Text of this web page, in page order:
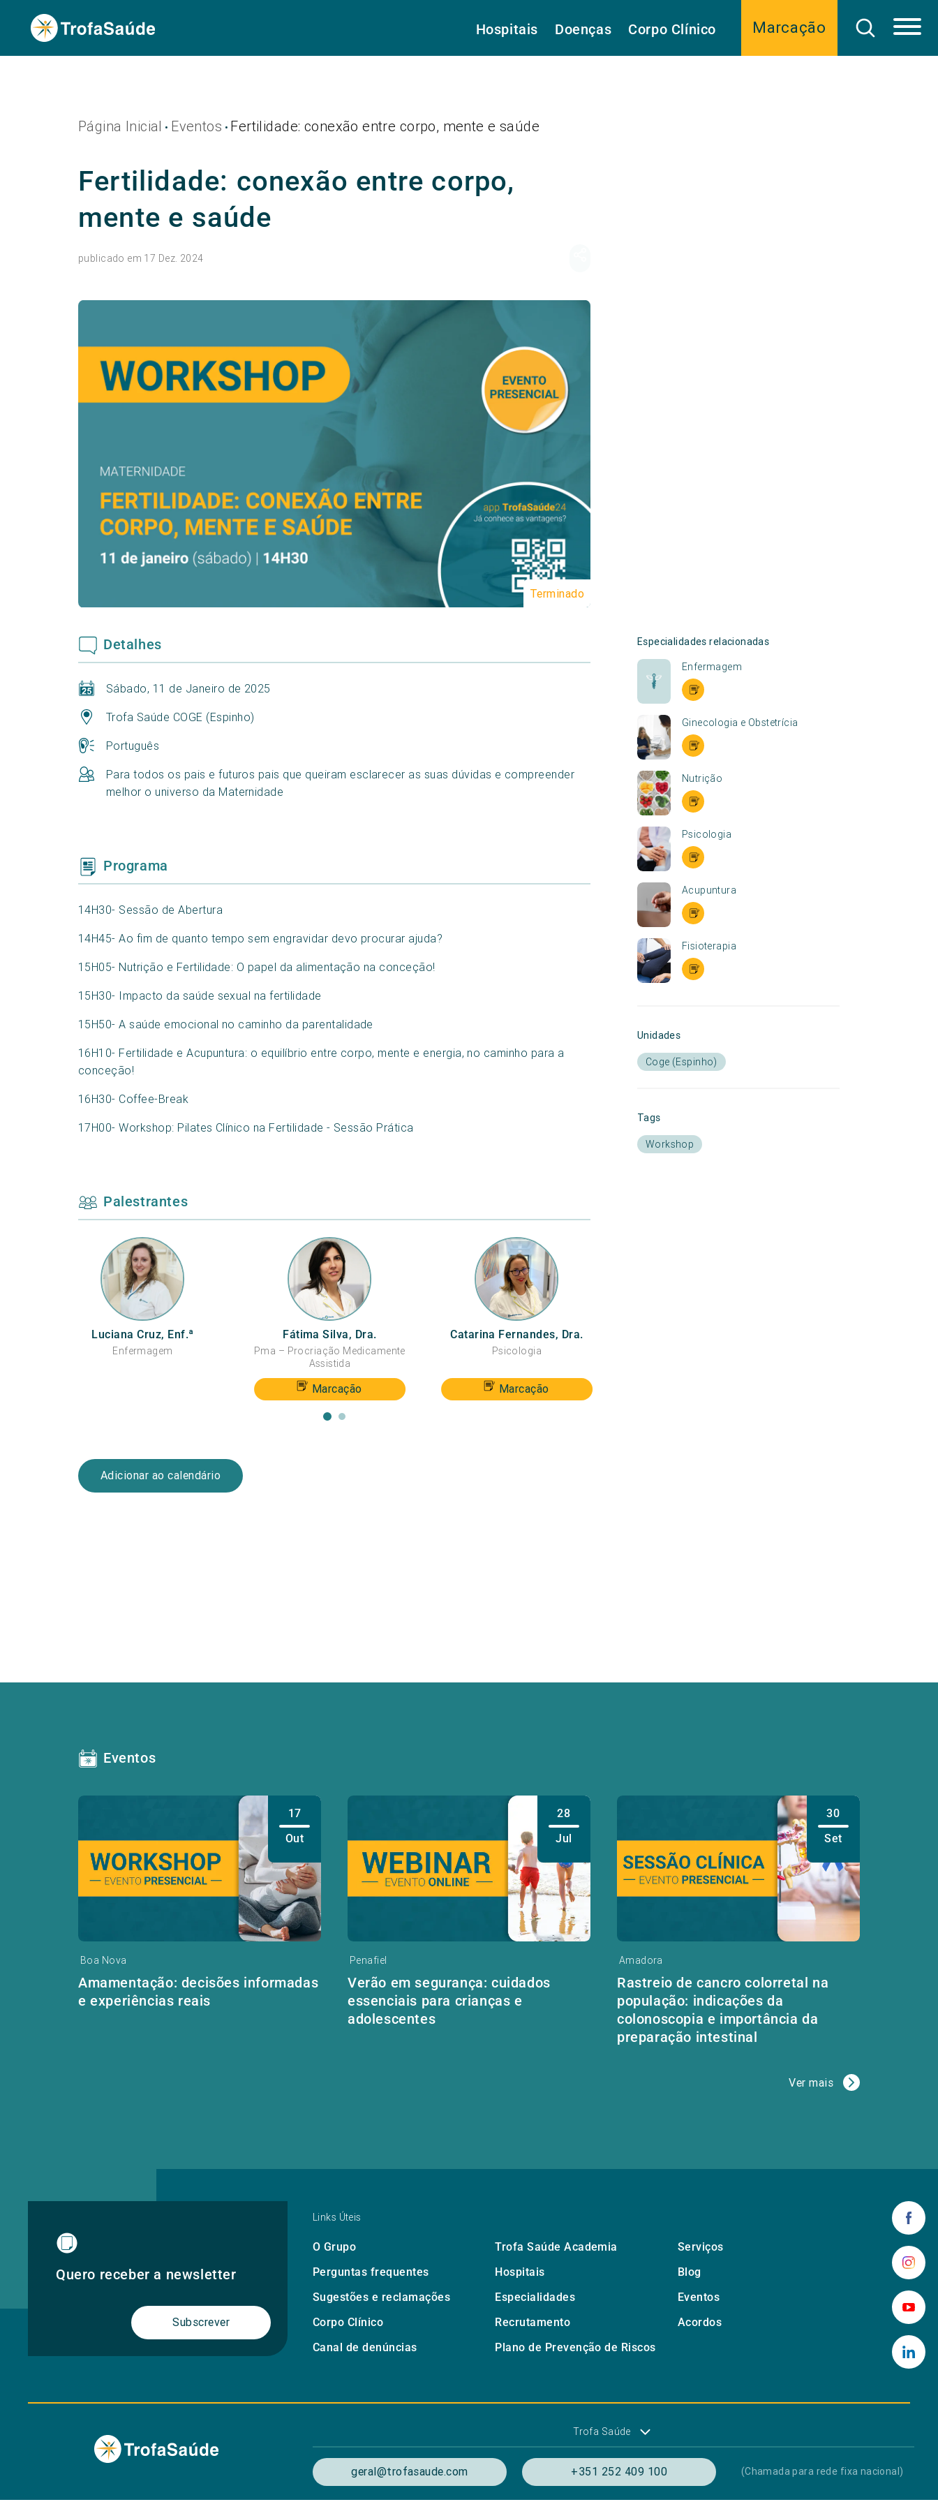
Marcação
Hospitais Doenças Corpo Clínico
Página Inicial • Eventos • Fertilidade: conexão entre corpo, mente e saúde
Fertilidade: conexão entre corpo,
mente e saúde
publicado em 17 Dez. 2024
Terminado
Detalhes
Sábado, 11 de Janeiro de 2025
Trofa Saúde COGE (Espinho)
Português
Para todos os pais e futuros pais que queiram esclarecer as suas dúvidas e compreender
melhor o universo da Maternidade
Programa
14H30- Sessão de Abertura
14H45- Ao fim de quanto tempo sem engravidar devo procurar ajuda?
15H05- Nutrição e Fertilidade: O papel da alimentação na conceção!
15H30- Impacto da saúde sexual na fertilidade
15H50- A saúde emocional no caminho da parentalidade
16H10- Fertilidade e Acupuntura: o equilíbrio entre corpo, mente e energia, no caminho para a
conceção!
16H30- Coffee-Break
17H00- Workshop: Pilates Clínico na Fertilidade - Sessão Prática
Palestrantes
Luciana Cruz, Enf.ª
Enfermagem
Fátima Silva, Dra.
Pma – Procriação Medicamente
Assistida
Marcação
Catarina Fernandes, Dra.
Psicologia
Marcação
Adicionar ao calendário
Especialidades relacionadas
Enfermagem
Ginecologia e Obstetrícia
Nutrição
Psicologia
Acupuntura
Fisioterapia
Unidades
Coge (Espinho)
Tags
Workshop
Eventos
17
Out
Boa Nova
Amamentação: decisões informadas
e experiências reais
28
Jul
Penafiel
Verão em segurança: cuidados
essenciais para crianças e
adolescentes
30
Set
Amadora
Rastreio de cancro colorretal na
população: indicações da
colonoscopia e importância da
preparação intestinal
Ver mais
Quero receber a newsletter
Subscrever
Links Úteis
O Grupo Trofa Saúde Academia
Serviços
Perguntas frequentes
Hospitais
Blog
Sugestões e reclamações
Especialidades
Eventos
Corpo Clínico
Recrutamento
Acordos
Canal de denúncias
Plano de Prevenção de Riscos
Trofa Saúde
geral@trofasaude.com +351 252 409 100 (Chamada para rede fixa nacional)